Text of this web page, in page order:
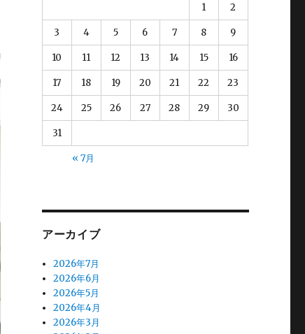
1 2
3 4 5 6 7 8 9
10 11 12 13 14 15 16
17 18 19 20 21 22 23
24 25 26 27 28 29 30
31
« 7月
アーカイブ
2026年7月
2026年6月
2026年5月
2026年4月
2026年3月